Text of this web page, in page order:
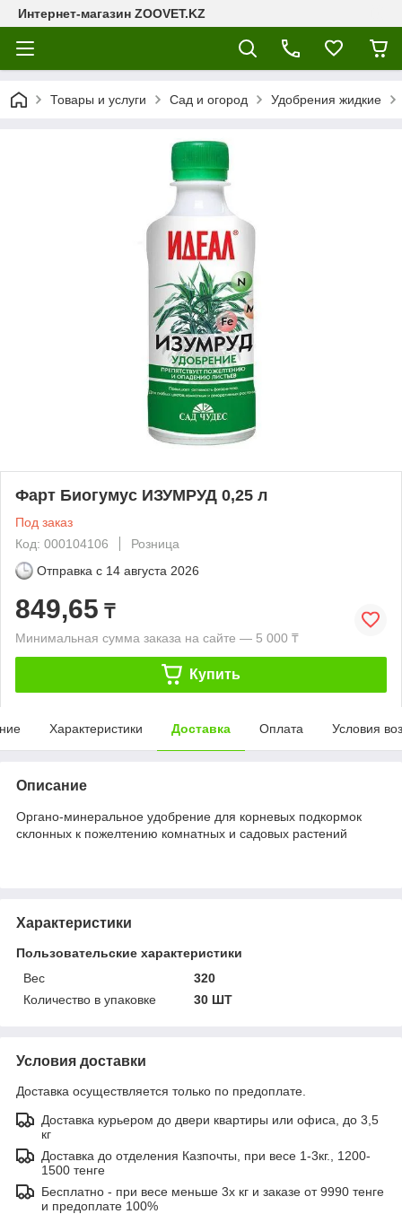
Интернет-магазин ZOOVET.KZ
Товары и услуги Сад и огород Удобрения жидкие
Фарт Биогумус ИЗУМРУД 0,25 л
Под заказ
Код: 000104106
Розница
Отправка с 14 августа 2026
849,65 ₸
Минимальная сумма заказа на сайте — 5 000 ₸
Купить
Характеристики Доставка Оплата Условия
Описание
Органо-минеральное удобрение для корневых подкормок
склонных к пожелтению комнатных и садовых растений
Характеристики
Пользовательские характеристики
Вес
320
Количество в упаковке
30 ШТ
Условия доставки
Доставка осуществляется только по предоплате.
Доставка курьером до двери квартиры или офиса, до 3,5
кг
Доставка до отделения Казпочты, при весе 1-3кг., 1200-
1500 тенге
Бесплатно - при весе меньше 3х кг и заказе от 9990 тенге
и предоплате 100%